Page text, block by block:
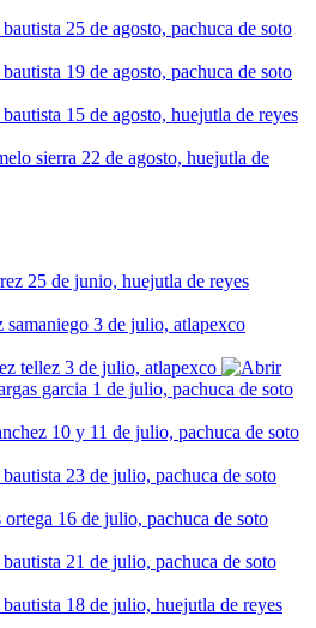
25 de agosto, pachuca de soto
19 de agosto, pachuca de soto
15 de agosto, huejutla de reyes
sierra 22 de agosto, huejutla de
25 de junio, huejutla de reyes
samaniego 3 de julio, atlapexco
tellez 3 de julio, atlapexco
garcia 1 de julio, pachuca de soto
10 y 11 de julio, pachuca de soto
23 de julio, pachuca de soto
16 de julio, pachuca de soto
21 de julio, pachuca de soto
18 de julio, huejutla de reyes